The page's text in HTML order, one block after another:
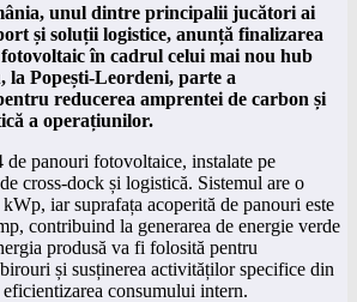
unul dintre principalii jucători ai
și soluții logistice, anunță finalizarea
în cadrul celui mai nou hub
la Popești-Leordeni, parte a
reducerea amprentei de carbon și
a operațiunilor.
de panouri fotovoltaice, instalate pe
cross-dock și logistică. Sistemul are o
iar suprafața acoperită de panouri este
contribuind la generarea de energie verde
produsă va fi folosită pentru
și susținerea activităților specifice din
consumului intern.